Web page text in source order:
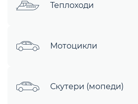
Теплоходи
Мотоцикли
Скутери (мопеди)